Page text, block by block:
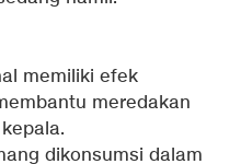
memiliki efek
meredakan
dikonsumsi dalam